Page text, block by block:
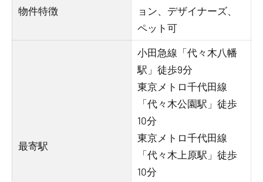
物件特徴
ョン、デザイナーズ、
ペット可
最寄駅
小田急線「代々木八幡
駅」徒歩9分
東京メトロ千代田線
「代々木公園駅」徒歩
10分
東京メトロ千代田線
「代々木上原駅」徒歩
10分